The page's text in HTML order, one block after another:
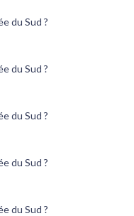
du Sud ?
du Sud ?
du Sud ?
du Sud ?
du Sud ?